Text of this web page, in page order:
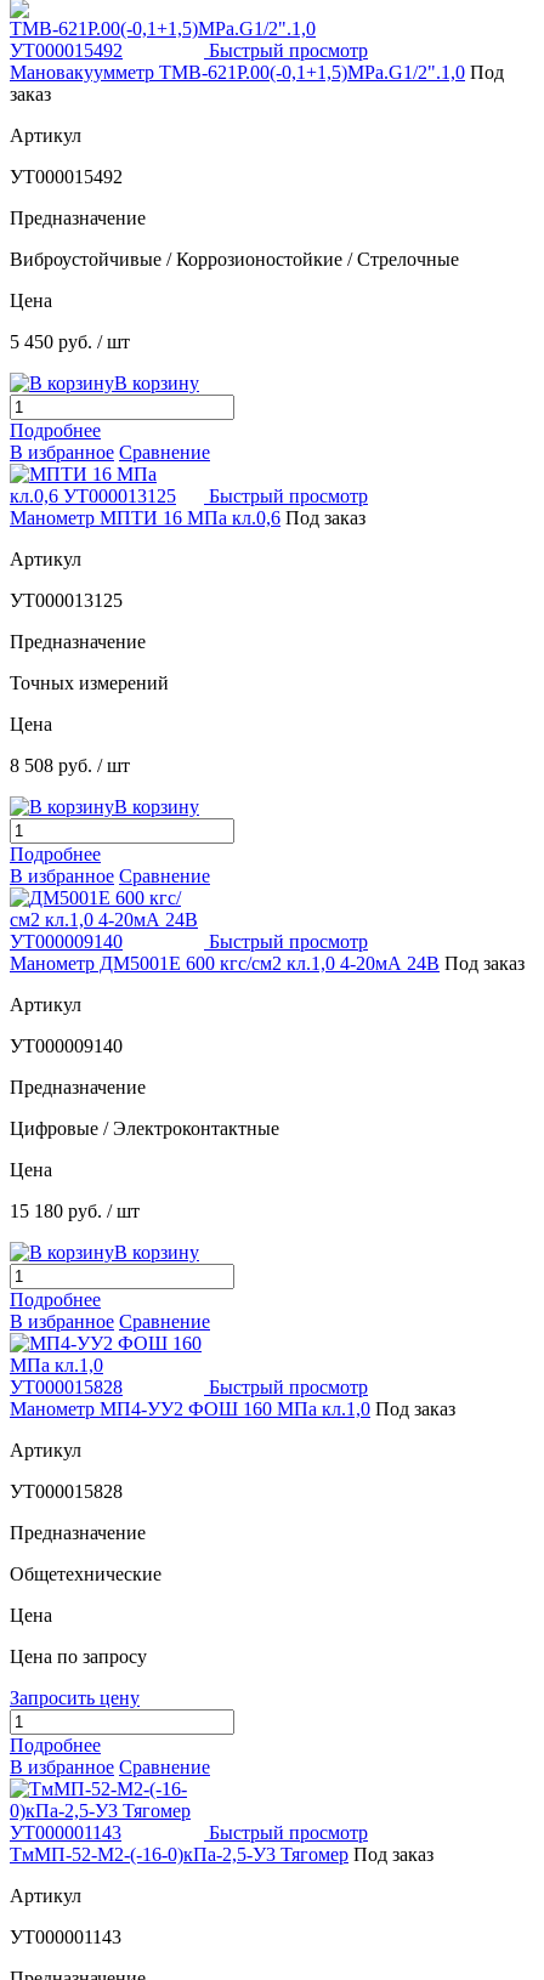
Быстрый просмотр
Мановакуумметр ТМВ-621Р.00(-0,1+1,5)MPa.G1/2".1,0 Под
заказ
Артикул
УТ000015492
Предназначение
Виброустойчивые / Коррозионостойкие / Стрелочные
Цена
5 450 руб. / шт
В корзину
Подробнее
В избранное Сравнение
Быстрый просмотр
Манометр МПТИ 16 МПа кл.0,6 Под заказ
Артикул
УТ000013125
Предназначение
Точных измерений
Цена
8 508 руб. / шт
В корзину
Подробнее
В избранное Сравнение
Быстрый просмотр
Манометр ДМ5001Е 600 кгс/см2 кл.1,0 4-20мА 24В Под заказ
Артикул
УТ000009140
Предназначение
Цифровые / Электроконтактные
Цена
15 180 руб. / шт
В корзину
Подробнее
В избранное Сравнение
Быстрый просмотр
Манометр МП4-УУ2 ФОШ 160 МПа кл.1,0 Под заказ
Артикул
УТ000015828
Предназначение
Общетехнические
Цена
Цена по запросу
Запросить цену
Подробнее
В избранное Сравнение
Быстрый просмотр
ТмМП-52-М2-(-16-0)кПа-2,5-У3 Тягомер Под заказ
Артикул
УТ000001143